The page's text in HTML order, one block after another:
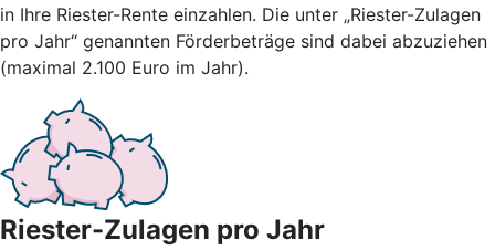
in Ihre Riester-Rente einzahlen. Die unter „Riester-Zulagen
pro Jahr“ genannten Förderbeträge sind dabei abzuziehen
(maximal 2.100 Euro im Jahr).
Riester-Zulagen pro Jahr